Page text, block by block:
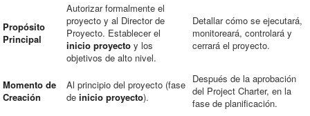
Propósito
Principal
Autorizar formalmente el
proyecto y al Director de
Proyecto. Establecer el
inicio proyecto y los
objetivos de alto nivel.
Detallar cómo se ejecutará,
monitoreará, controlará y
cerrará el proyecto.
Momento de
Creación
Al principio del proyecto (fase
de inicio proyecto).
Después de la aprobación
del Project Charter, en la
fase de planificación.